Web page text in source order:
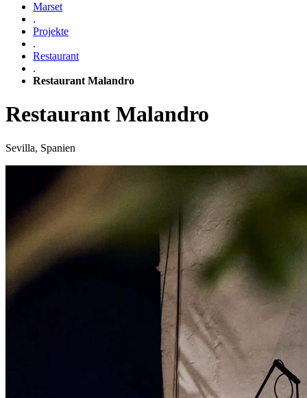
Marset
.
Projekte
.
Restaurant
.
Restaurant Malandro
Restaurant Malandro
Sevilla, Spanien